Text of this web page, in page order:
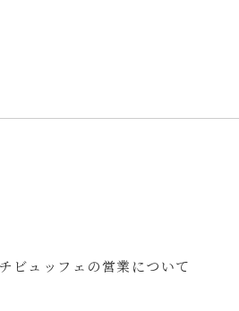
ビュッフェの営業について